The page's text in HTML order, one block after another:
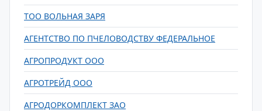
ТОО ВОЛЬНАЯ ЗАРЯ
АГЕНТСТВО ПО ПЧЕЛОВОДСТВУ ФЕДЕРАЛЬНОЕ
АГРОПРОДУКТ ООО
АГРОТРЕЙД ООО
АГРОДОРКОМПЛЕКТ ЗАО